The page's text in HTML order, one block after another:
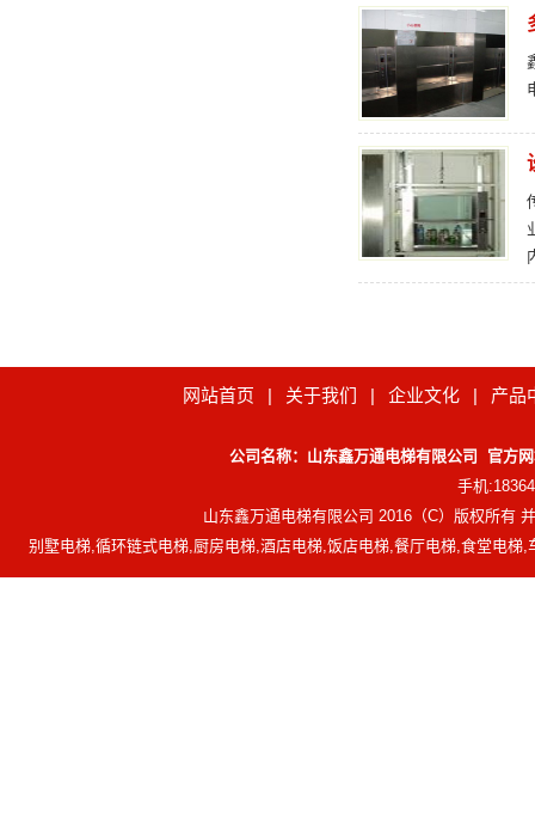
网站首页 | 关于我们 | 企业文化 | 产品
公司名称：山东鑫万通电梯有限公司 官方
手机
山东鑫万通电梯有限公司 2016（C）版权所有
别墅电梯,循环链式电梯,厨房电梯,酒店电梯,饭店电梯,餐厅电梯,食堂电